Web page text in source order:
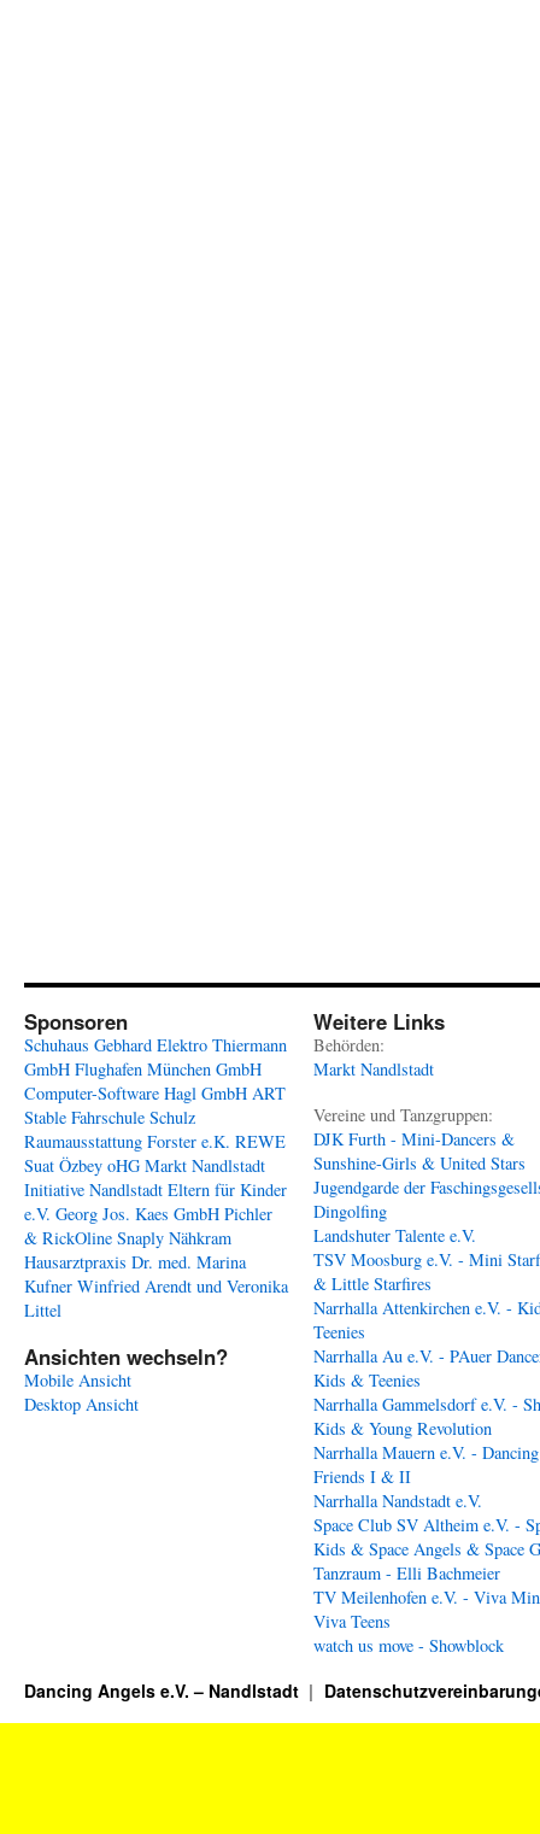
Sponsoren
Schuhaus Gebhard Elektro Thiermann
GmbH Flughafen München GmbH
Computer-Software Hagl GmbH ART
Stable Fahrschule Schulz
Raumausstattung Forster e.K. REWE
Suat Özbey oHG Markt Nandlstadt
Initiative Nandlstadt Eltern für Kinder
e.V. Georg Jos. Kaes GmbH Pichler
& RickOline Snaply Nähkram
Hausarztpraxis Dr. med. Marina
Kufner Winfried Arendt und Veronika
Littel
Ansichten wechseln?
Mobile Ansicht
Desktop Ansicht
Weitere Links
Behörden:
Markt Nandlstadt
Vereine und Tanzgruppen:
DJK Furth - Mini-Dancers &
Sunshine-Girls & United Stars
Jugendgarde der
Dingolfing
Landshuter Talente e.V.
TSV Moosburg e.V. - Mini
& Little Starfires
Narrhalla Attenkirchen e.V. -
Teenies
Narrhalla Au e.V. - PAuer
Kids & Teenies
Narrhalla Gammelsdorf e.V. -
Kids & Young Revolution
Narrhalla Mauern e.V. - Dancing
Friends I & II
Narrhalla Nandstadt e.V.
Space Club SV Altheim e.V. -
Kids & Space Angels & Space
Tanzraum - Elli Bachmeier
TV Meilenhofen e.V. - Viva
Viva Teens
watch us move - Showblock
Dancing Angels e.V. – Nandlstadt